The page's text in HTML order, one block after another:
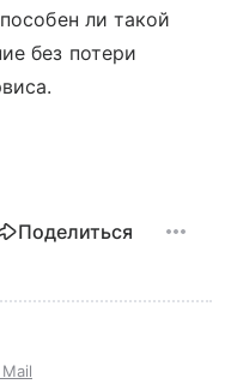
ли такой
без потери
Поделиться